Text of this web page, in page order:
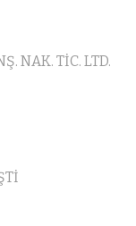
NAK. TİC. LTD.